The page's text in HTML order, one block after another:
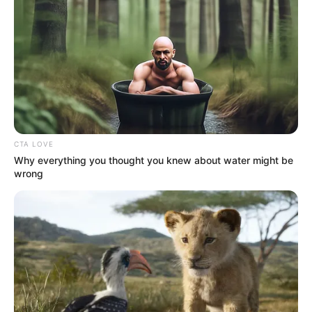
CTA LOVE
Why everything you thought you knew about water might be
wrong